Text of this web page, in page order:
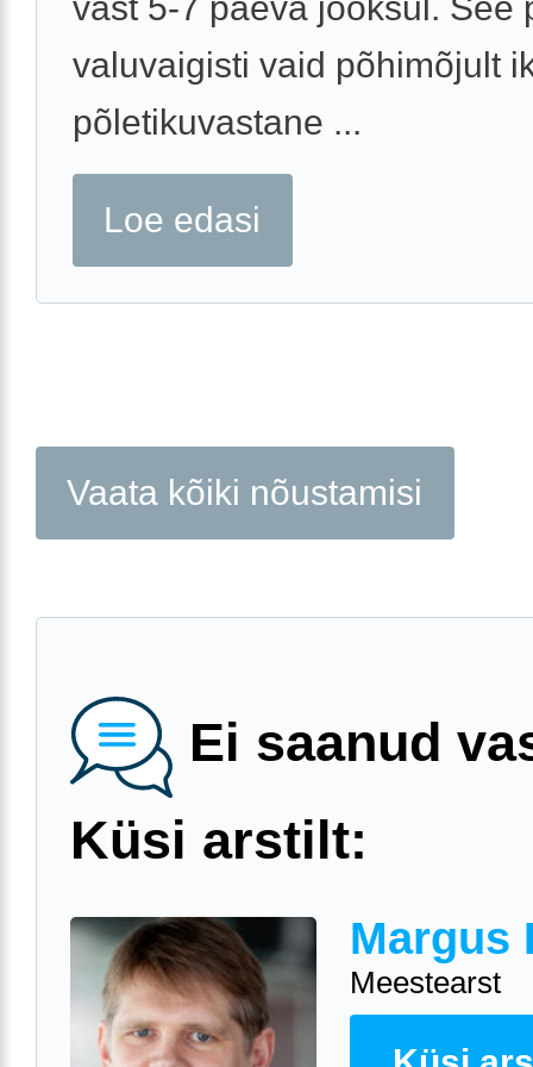
vast 5-7 päeva jooksul. See
valuvaigisti vaid põhimõjult
põletikuvastane ...
Loe edasi
Vaata kõiki nõustamisi
Ei saanud
Küsi arstilt:
Margus
Meestearst